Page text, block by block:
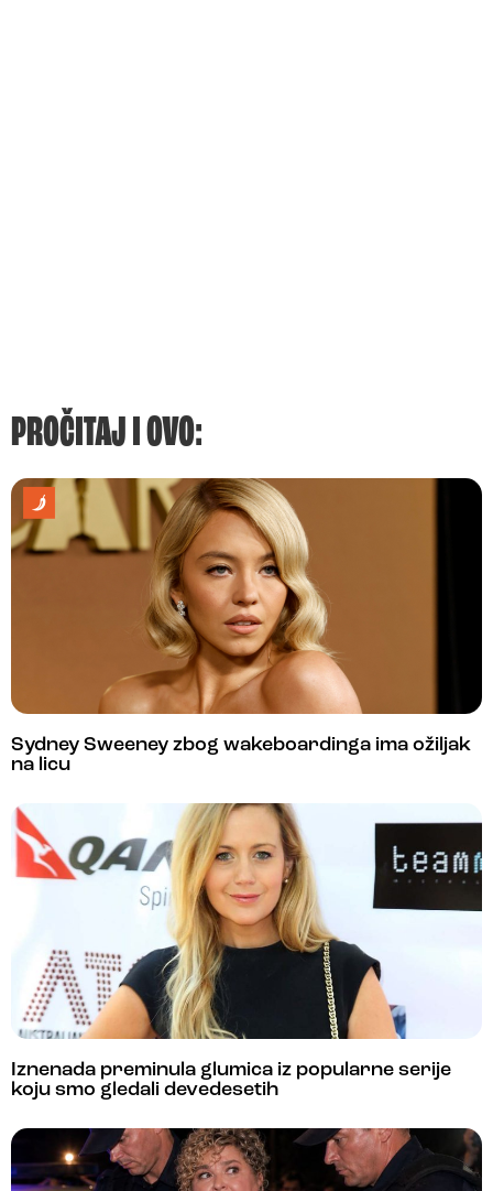
PROČITAJ I OVO:
Sydney Sweeney zbog wakeboardinga ima ožiljak
na licu
Iznenada preminula glumica iz popularne serije
koju smo gledali devedesetih